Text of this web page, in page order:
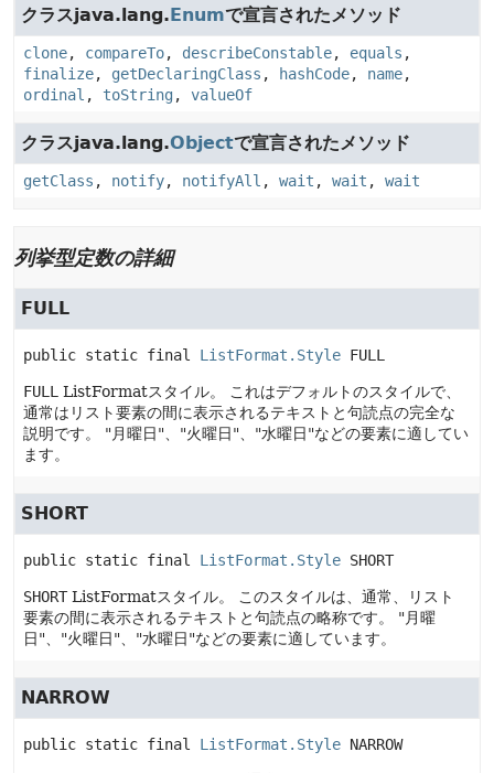
クラスjava.lang.Enumで宣言されたメソッド
clone, compareTo, describeConstable, equals ,
finalize, getDeclaringClass , hashCode, name,
ordinal , toString, valueOf
クラスjava.lang.Objectで宣言されたメソッド
getClass , notify, notifyAll , wait , wait , wait
列挙型定数の詳細
FULL
public static final ListFormat.Style FULL
FULL ListFormatスタイル。
これはデフォルトのスタイルで、
通常はリスト要素の間に表示されるテキストと句読点の完全な
説明です。
"月曜日"、"火曜日"、"水曜日"などの要素に適してい
ます。
SHORT
public static final ListFormat.Style SHORT
SHORTListFormatスタイル。
このスタイルは、通常、リスト
要素の間に表示されるテキストと句読点の略称です。
"月曜
日"、"火曜日"、"水曜日"などの要素に適しています。
NARROW
public static final ListFormat.Style NARROW